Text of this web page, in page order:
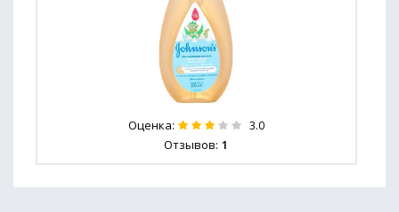
Оценка: 3.0
Отзывов: 1